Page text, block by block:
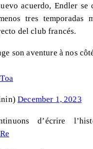
acuerdo, Endler
tres temporadas
del club francés.
son aventure à nos
December 1, 2023
d’écrire